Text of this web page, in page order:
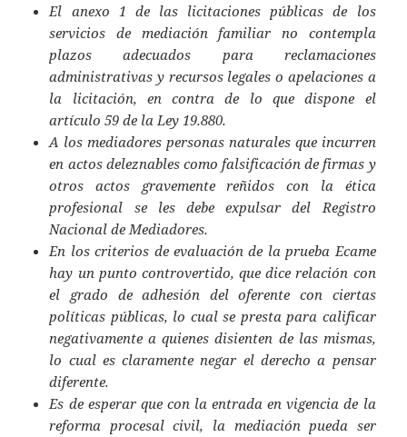
El anexo 1 de las licitaciones públicas de los
servicios de mediación familiar no contempla
plazos adecuados para reclamaciones
administrativas y recursos legales o apelaciones a
la licitación, en contra de lo que dispone el
artículo 59 de la Ley 19.880.
A los mediadores personas naturales que incurren
en actos deleznables como falsificación de firmas y
otros actos gravemente reñidos con la ética
profesional se les debe expulsar del Registro
Nacional de Mediadores.
En los criterios de evaluación de la prueba Ecame
hay un punto controvertido, que dice relación con
el grado de adhesión del oferente con ciertas
políticas públicas, lo cual se presta para calificar
negativamente a quienes disienten de las mismas,
lo cual es claramente negar el derecho a pensar
diferente.
Es de esperar que con la entrada en vigencia de la
reforma procesal civil, la mediación pueda ser